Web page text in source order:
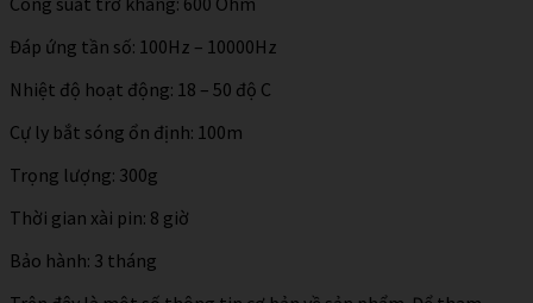
Đáp ứng tần số: 100Hz – 10000Hz
Nhiệt độ hoạt động: 18 – 50 độ C
Cự ly bắt sóng ổn định: 100m
Trọng lượng: 300g
Thời gian xài pin: 8 giờ
Bảo hành: 3 tháng